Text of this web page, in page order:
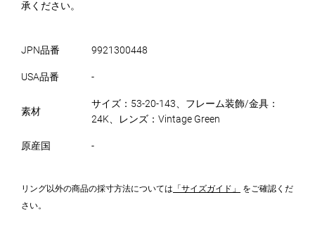
承ください。
JPN品番 9921300448
USA品番 -
素材
サイズ：53-20-143、フレーム装飾/金具：
24K、レンズ：Vintage Green
原産国 -
リング以外の商品の採寸方法については 「サイズガイド」
をご確認くだ
さい。